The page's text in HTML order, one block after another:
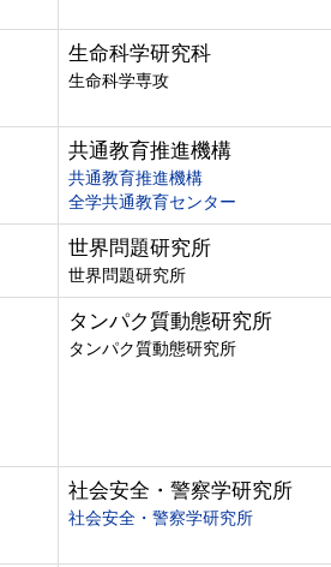
生命科学研究科
生命科学専攻
共通教育推進機構
共通教育推進機構
全学共通教育センター
世界問題研究所
世界問題研究所
タンパク質動態研究所
タンパク質動態研究所
社会安全・警察学研究所
社会安全・警察学研究所